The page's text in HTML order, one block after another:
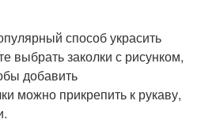
способ украсить
выбрать заколки с рисунком,
добавить
можно прикрепить к рукаву,